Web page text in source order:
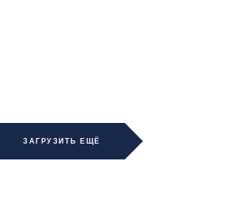
ЗАГРУЗИТЬ ЕЩЁ